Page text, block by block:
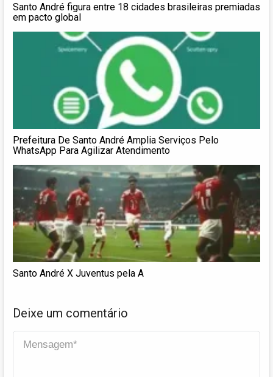
Santo André figura entre 18 cidades brasileiras premiadas
em pacto global
Prefeitura De Santo André Amplia Serviços Pelo
WhatsApp Para Agilizar Atendimento
Santo André X Juventus pela A
Deixe um comentário